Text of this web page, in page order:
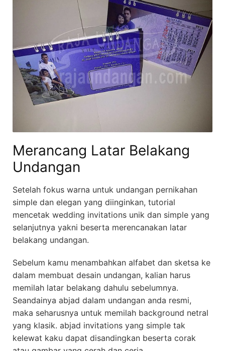
Merancang Latar Belakang
Undangan
Setelah fokus warna untuk undangan pernikahan
simple dan elegan yang diinginkan, tutorial
mencetak wedding invitations unik dan simple yang
selanjutnya yakni beserta merencanakan latar
belakang undangan.
Sebelum kamu menambahkan alfabet dan sketsa ke
dalam membuat desain undangan, kalian harus
memilah latar belakang dahulu sebelumnya.
Seandainya abjad dalam undangan anda resmi,
maka seharusnya untuk memilah background netral
yang klasik. abjad invitations yang simple tak
kelewat kaku dapat disandingkan beserta corak